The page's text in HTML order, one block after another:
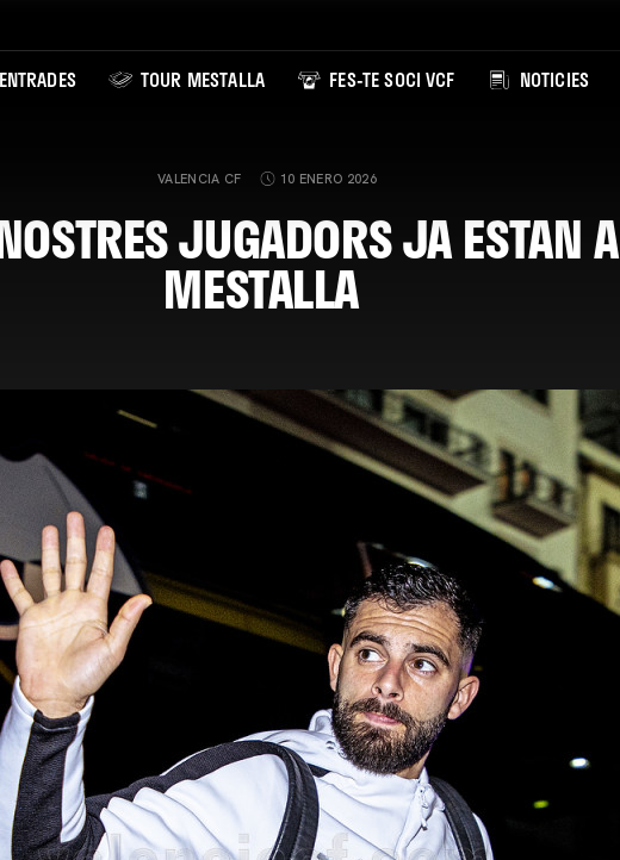
ENTRADES TOUR MESTALLA FES-TE SOCI VCF NOTICIES
VALENCIA CF 10 ENERO 2026
JUGADORS JA ESTAN A
MESTALLA